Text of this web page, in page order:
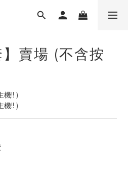
賣場 (不含按
機!! )
機!! )